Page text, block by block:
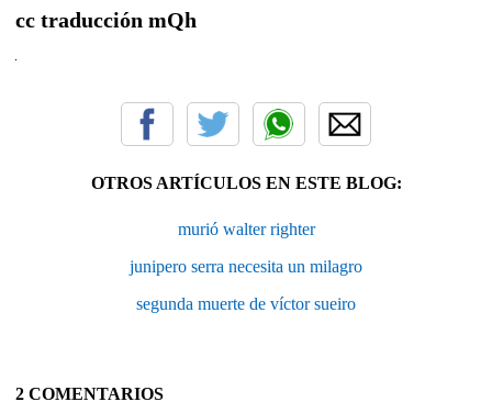
cc traducción mQh
OTROS ARTÍCULOS EN ESTE BLOG:
murió walter righter
junipero serra necesita un milagro
segunda muerte de víctor sueiro
2 COMENTARIOS